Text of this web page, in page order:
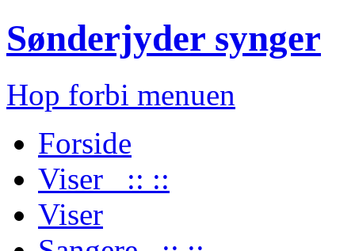
Sønderjyder synger
Hop forbi menuen
Forside
Viser :: ::
Viser